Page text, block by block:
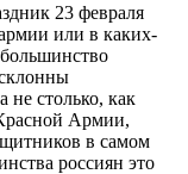
23 февраля
или в каких-
не столько, как
Армии,
в самом
россиян это